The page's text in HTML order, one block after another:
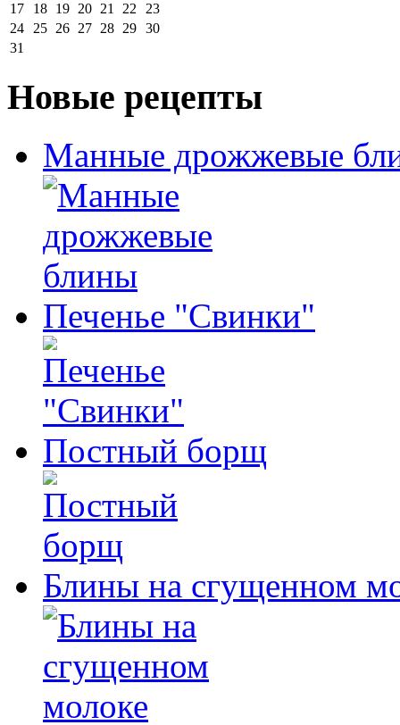
17
18 19 20 21 22 23
24 25 26 27 28 29 30
31
Новые рецепты
Манные дрожжевые
Печенье "Свинки"
Постный борщ
Блины на сгущенном